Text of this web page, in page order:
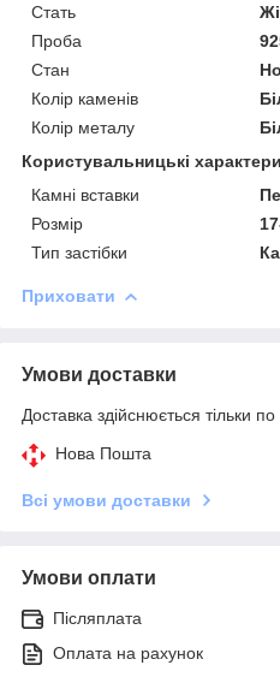
Стать
Проба
Стан
Колір каменів
Колір металу
Користувальницькі
Камні вставки
Розмір
Тип застібки
Приховати
Умови доставки
Доставка здійснюється тільки
Нова Пошта
Всі умови доставки
Умови оплати
Післяплата
Оплата на рахунок